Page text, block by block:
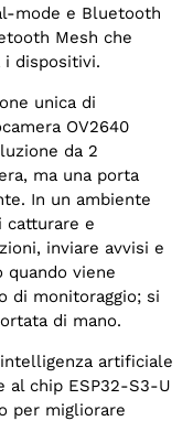
mode e Bluetooth
Mesh che
i dispositivi.
unica di
OV2640
da 2
ma una porta
In un ambiente
catturare e
inviare avvisi e
quando viene
di monitoraggio; si
di mano.
artificiale
al chip ESP32-S3-U
per migliorare